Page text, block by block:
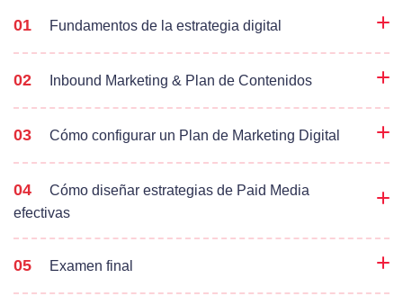
01 Fundamentos de la estrategia digital
La evolución del proceso de compra
& People-Led Marketing
Buyer Persona:
Buyer Journey
02 Inbound Marketing & Plan de Contenidos
Funnel Advertising vs Flywheel
Inbound Marketing: Pilares, estrategias
y metodología
Inbound Marketing
03 Cómo configurar un Plan de Marketing Digital
Introducción al Plan de Marketing
Marketing Digital
04
Cómo diseñar estrategias de Paid Media
efectivas
Publicidad en Google Ads
05 Examen final